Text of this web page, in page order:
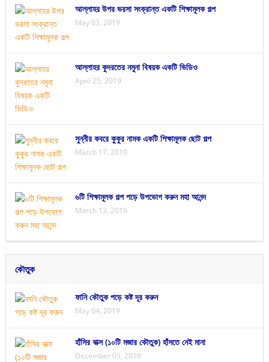
আল্লাহর উপর ভরসা সংক্রান্ত একটি শিক্ষামূলক গল্প
May 03, 2019
আল্লাহর কুদরতের নমুনা বিষয়ক একটি ভিডিও
April 25, 2019
সুন্নীর কবরে কুকুর নামক একটি শিক্ষামূলক ছোট গল্প
March 17, 2019
৬টি শিক্ষামূলক গল্প পড়ে উপভোগ করুন মহা আনন্দ
March 13, 2019
কৌতুক
ফানি কৌতুক পড়ে কষ্ট দূর করুন
May 04, 2019
হাঁসির বাক্স (১০টি মজার কৌতুক) হাঁসতে নেই মানা
December 05, 2018